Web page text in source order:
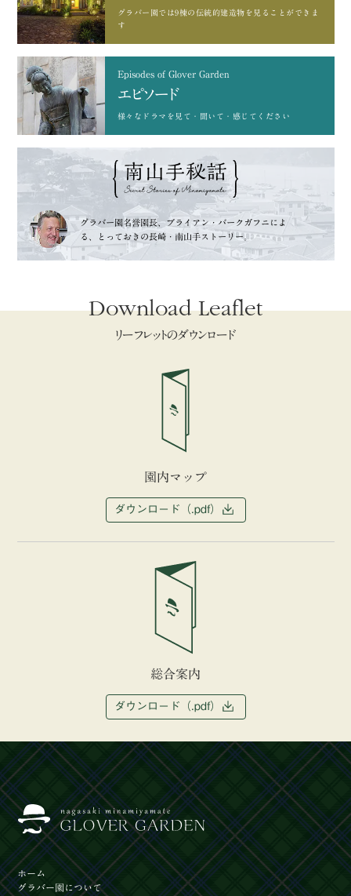
グラバー園では9棟の 伝統的建造物を見ることができま
す
Episodes of Glover Garden
エピソード
様々なドラマを 見て・聞いて・感じてください
グラバー園名誉園長、ブライアン・バークガフニによ
る、
とっておきの長崎・南山手ストーリー。
Download Leaflet
リーフレットのダウンロード
園内マップ
ダウンロード（.pdf）
総合案内
ダウンロード（.pdf）
ホーム
グラバー園 について